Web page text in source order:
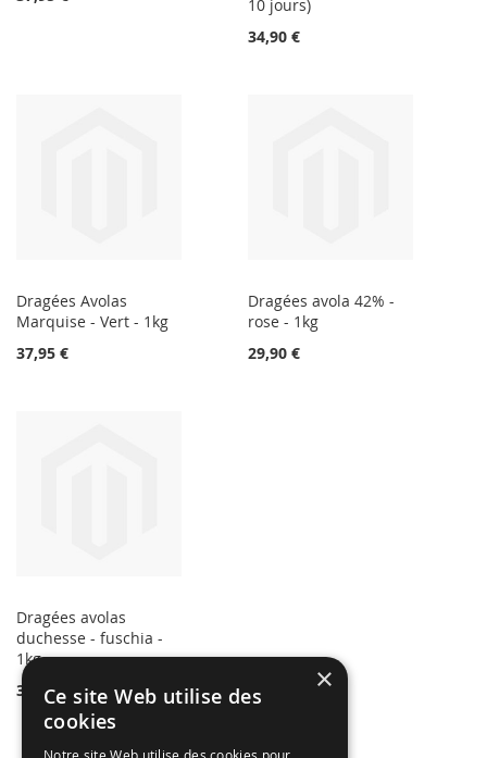
10 jours)
34,90 €
Dragées Avolas
Marquise - Vert - 1kg
37,95 €
Dragées avola 42% -
rose - 1kg
29,90 €
Dragées avolas
duchesse - fuschia -
1kg
34,90 €
×
Ce site Web utilise des
cookies